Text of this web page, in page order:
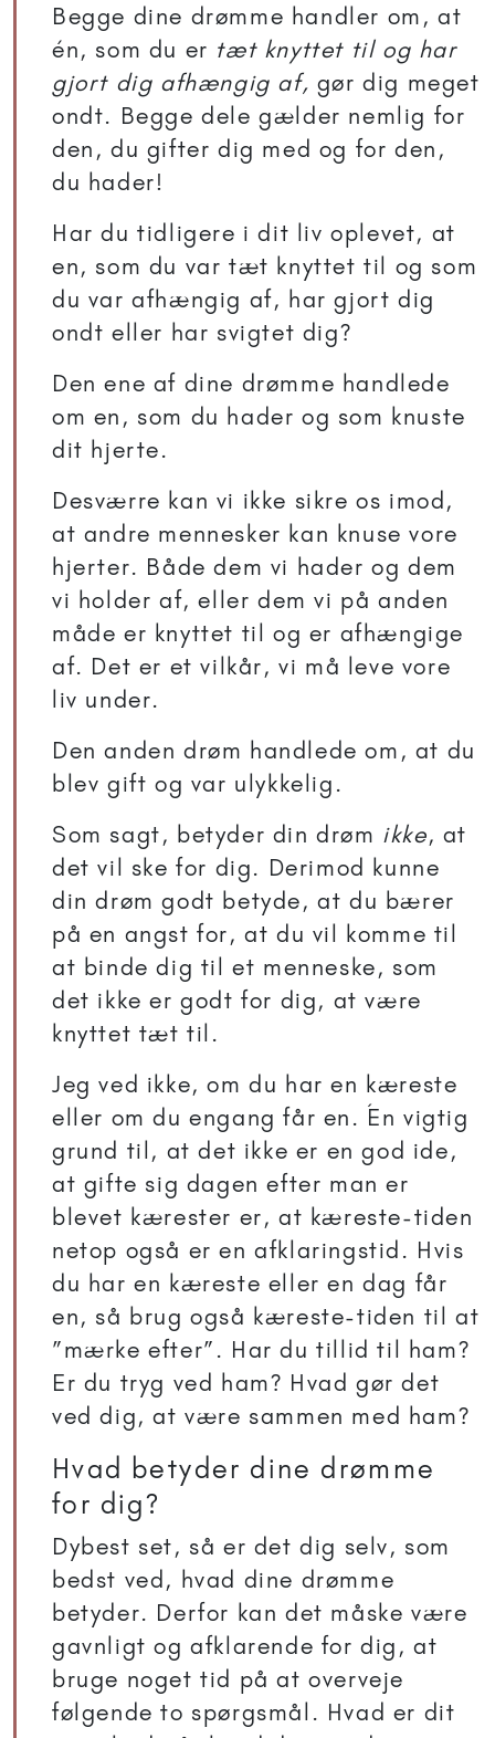
Begge dine drømme handler om, at
én, som du er tæt knyttet til og har
gjort dig afhængig af, gør dig meget
ondt. Begge dele gælder nemlig for
den, du gifter dig med og for den,
du hader!
Har du tidligere i dit liv oplevet, at
en, som du var tæt knyttet til og som
du var afhængig af, har gjort dig
ondt eller har svigtet dig?
Den ene af dine drømme handlede
om en, som du hader og som knuste
dit hjerte.
Desværre kan vi ikke sikre os imod,
at andre mennesker kan knuse vore
hjerter. Både dem vi hader og dem
vi holder af, eller dem vi på anden
måde er knyttet til og er afhængige
af. Det er et vilkår, vi må leve vore
liv under.
Den anden drøm handlede om, at du
blev gift og var ulykkelig.
Som sagt, betyder din drøm ikke, at
det vil ske for dig. Derimod kunne
din drøm godt betyde, at du bærer
på en angst for, at du vil komme til
at binde dig til et menneske, som
det ikke er godt for dig, at være
knyttet tæt til.
Jeg ved ikke, om du har en kæreste
eller om du engang får en. Én vigtig
grund til, at det ikke er en god ide,
at gifte sig dagen efter man er
blevet kærester er, at kæreste-tiden
netop også er en afklaringstid. Hvis
du har en kæreste eller en dag får
en, så brug også kæreste-tiden til at
”mærke efter”. Har du tillid til ham?
Er du tryg ved ham? Hvad gør det
ved dig, at være sammen med ham?
Hvad betyder dine drømme
for dig?
Dybest set, så er det dig selv, som
bedst ved, hvad dine drømme
betyder. Derfor kan det måske være
gavnligt og afklarende for dig, at
bruge noget tid på at overveje
følgende to spørgsmål. Hvad er dit